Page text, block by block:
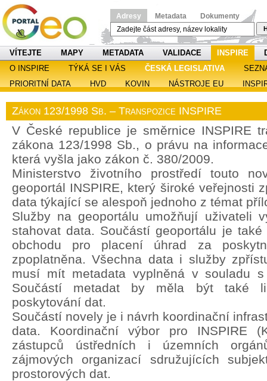
Adresy Metadata Dokumenty
VÍTEJTE MAPY METADATA VALIDACE INSPIRE
O INSPIRE
TÝKÁ SE I VÁS ČESKÁ LEGISLATIVA
PRIORITNÍ DATA
HVD KOVIN NÁSTROJE EU
Zákon 123/1998 Sb. – Transpozice INSPIRE
V České republice je směrnice INSPIRE
zákona 123/1998 Sb., o právu na
která vyšla jako zákon č. 380/2009.
Ministerstvo životního prostředí touto
geoportál INSPIRE, který široké veřejnosti
data týkající se alespoň jednoho z témat
Služby na geoportálu umožňují uživateli
stahovat data. Součástí geoportálu je také
obchodu pro placení úhrad za
zpoplatněna. Všechna data i služby
musí mít metadata vyplněná v souladu s
Součástí metadat by měla být také
poskytování dat.
Součástí novely je i návrh koordinační
data. Koordinační výbor pro INSPIRE
zástupců ústředních i územních
zájmových organizací sdružujících
prostorových dat.